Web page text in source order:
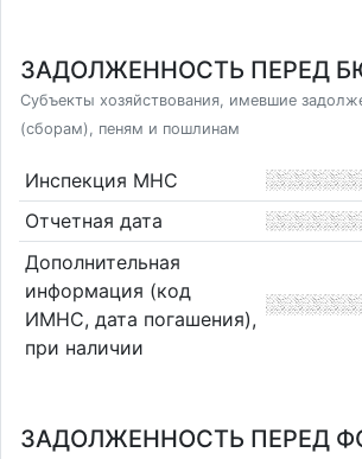
ЗАДОЛЖЕННОСТЬ ПЕРЕД
Субъекты хозяйствования, имевшие
(сборам), пеням и пошлинам
Инспекция МНС
Отчетная дата
Дополнительная
информация (код
ИМНС, дата погашения),
при наличии
ЗАДОЛЖЕННОСТЬ ПЕРЕД